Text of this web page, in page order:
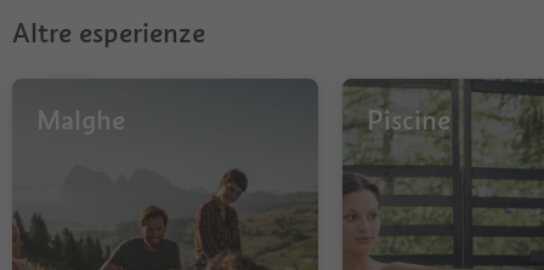
Altre esperienze
Malghe Piscine